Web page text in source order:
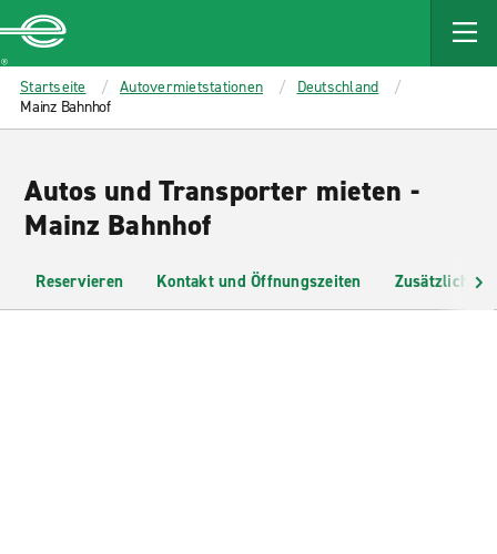
MAIN
CONTENT
Enterprise
Startseite Autovermietstationen
Deutschland
Mainz Bahnhof
Autos und Transporter mieten -
Mainz Bahnhof
Reservieren Kontakt und Öffnungszeiten Zusätzliche